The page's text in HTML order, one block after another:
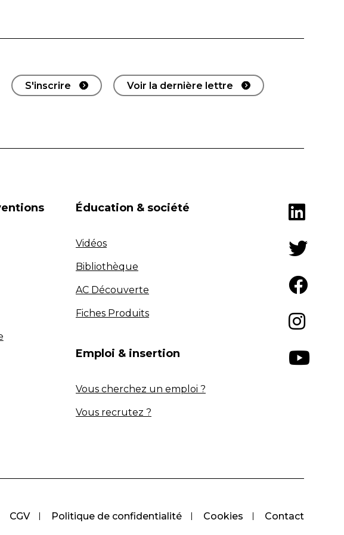
S'inscrire Voir la dernière lettre
Éducation & société
Vidéos
Bibliothèque
AC Découverte
Fiches Produits
Emploi & insertion
Vous cherchez un emploi ?
Vous recrutez ?
CGV Politique de confidentialité Cookies Contact